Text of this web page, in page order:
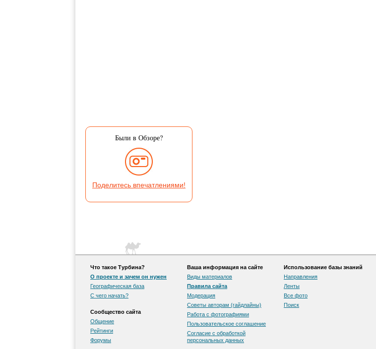
Были в Обзоре?
Поделитесь впечатлениями!
Что такое Турбина?
О проекте и зачем он нужен
Географическая база
С чего начать?
Сообщество сайта
Общение
Рейтинги
Форумы
Ваша информация на сайте
Виды материалов
Правила сайта
Модерация
Советы авторам (гайдлайны)
Работа с фотографиями
Пользовательскоe соглашение
Согласие с обработкой
персональных данных
Использование базы знаний
Направления
Ленты
Все фото
Поиск